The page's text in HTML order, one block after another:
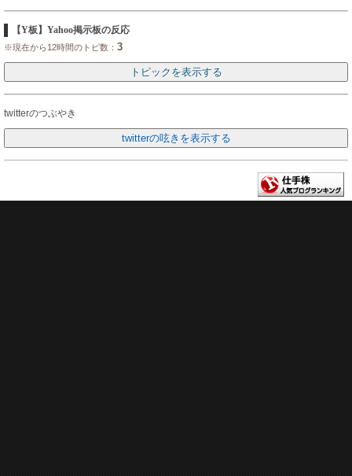
【Y板】Yahoo掲示板の反応
※現在から12時間のトピ数： 3
twitterのつぶやき